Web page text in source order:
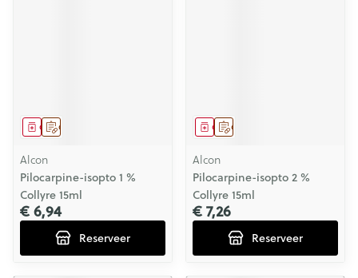
Op voorschrift
Geneesmiddel
Alcon
Pilocarpine-isopto 1 %
Collyre 15ml
€ 6,94
Reserveer
Op voorschrift
Geneesmiddel
Alcon
Pilocarpine-isopto 2 %
Collyre 15ml
€ 7,26
Reserveer